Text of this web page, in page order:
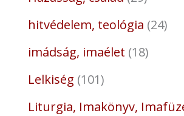
hitvédelem, teológia 24
imádság, imaélet 18
Lelkiség 101
Liturgia, Imakönyv,